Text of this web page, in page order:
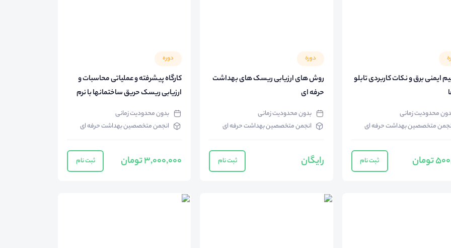
ایمنی برق و نکات کاربردی تابلو
محدودیت زمانی
متخصصین بهداشت حرفه ای
ثبت نام
دوره
روش های ارزیابی ریسک های بهداشت
حرفه ای
بدون محدودیت زمانی
انجمن متخصصین بهداشت حرفه ای
رایگان ثبت نام
دوره
کارگاه پیشرفته و عملیاتی محاسبات و
ارزیابی ریسک حریق ساختمانها با نرم
افزار جامع FRAME
بدون محدودیت زمانی
انجمن متخصصین بهداشت حرفه ای
3,000,000 تومان ثبت نام